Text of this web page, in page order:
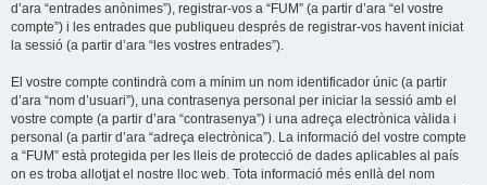
d’ara “entrades anònimes”), registrar-vos a “FUM” (a partir d’ara “el vostre
compte”) i les entrades que publiqueu després de registrar-vos havent iniciat
la sessió (a partir d’ara “les vostres entrades”).
El vostre compte contindrà com a mínim un nom identificador únic (a partir
d’ara “nom d’usuari”), una contrasenya personal per iniciar la sessió amb el
vostre compte (a partir d’ara “contrasenya”) i una adreça electrònica vàlida i
personal (a partir d’ara “adreça electrònica”). La informació del vostre compte
a “FUM” està protegida per les lleis de protecció de dades aplicables al país
on es troba allotjat el nostre lloc web. Tota informació més enllà del nom